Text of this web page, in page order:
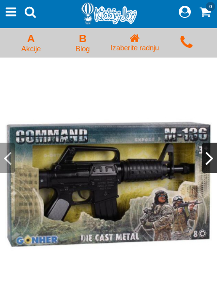
Proizvodi
Početna Prijava/Registracija
Kolica za bebe i dečija kolica
Kadice, noše i adapteri
Hranilice, flašice i cucle
Monitori, Ogradice i tricikli
Posteljine, vrećice i baldahini
Odeća i obuća
0
A
Akcije
B
Blog Izaberite radnju